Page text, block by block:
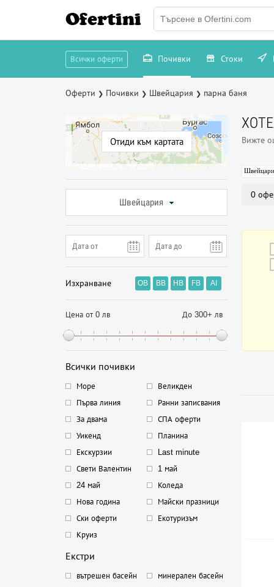
Ofertini
Всички оферти Почивки Стоки
Оферти ❯ Почивки ❯ Швейцария ❯ парна баня
Отиди към картата
Швейцария
Изхранване OB BB HB FB AI
Цена от 0 лв До 300+ лв
Всички почивки
Море
Великден
Първа линия
Ранни записвания
За двама
СПА оферти
Уикенд
Планина
Екскурзии
Last minute
Свети Валентин
1 май
24 май
Коледа
Нова година
Майски празници
Ски оферти
Екотуризъм
Круиз
Екстри
вътрешен басейн
минерален басейн
Вижте
0